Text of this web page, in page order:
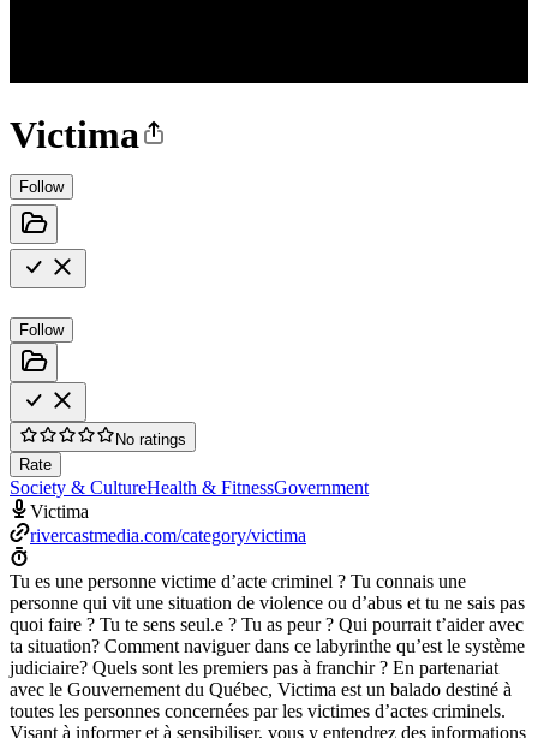
Victima
Follow
Follow
No ratings
Rate
Society & CultureHealth & FitnessGovernment
Victima
rivercastmedia.com/category/victima
Tu es une personne victime d’acte criminel ? Tu connais une
personne qui vit une situation de violence ou d’abus et tu ne sais pas
quoi faire ? Tu te sens seul.e ? Tu as peur ? Qui pourrait t’aider avec
ta situation? Comment naviguer dans ce labyrinthe qu’est le système
judiciaire? Quels sont les premiers pas à franchir ? En partenariat
avec le Gouvernement du Québec, Victima est un balado destiné à
toutes les personnes concernées par les victimes d’actes criminels.
Visant à informer et à sensibiliser, vous y entendrez des informations